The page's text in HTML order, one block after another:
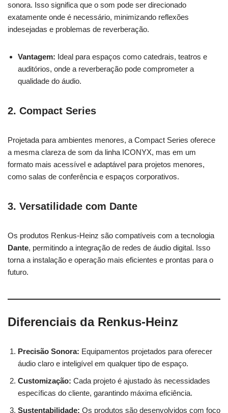
sonora. Isso significa que o som pode ser direcionado
exatamente onde é necessário, minimizando reflexões
indesejadas e problemas de reverberação.
Vantagem: Ideal para espaços como catedrais, teatros e
auditórios, onde a reverberação pode comprometer a
qualidade do áudio.
2. Compact Series
Projetada para ambientes menores, a Compact Series oferece
a mesma clareza de som da linha ICONYX, mas em um
formato mais acessível e adaptável para projetos menores,
como salas de conferência e espaços corporativos.
3. Versatilidade com Dante
Os produtos Renkus-Heinz são compatíveis com a tecnologia
Dante, permitindo a integração de redes de áudio digital. Isso
torna a instalação e operação mais eficientes e prontas para o
futuro.
Diferenciais da Renkus-Heinz
Precisão Sonora: Equipamentos projetados para oferecer
áudio claro e inteligível em qualquer tipo de espaço.
Customização: Cada projeto é ajustado às necessidades
específicas do cliente, garantindo máxima eficiência.
Sustentabilidade: Os produtos são desenvolvidos com foco